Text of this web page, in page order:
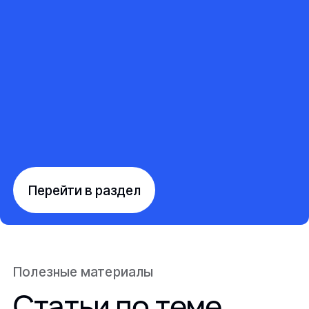
Перейти в раздел
Полезные материалы